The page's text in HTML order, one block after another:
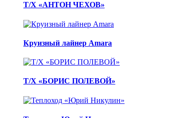
Т/Х «АНТОН ЧЕХОВ»
Круизный лайнер Amara
Т/Х «БОРИС ПОЛЕВОЙ»